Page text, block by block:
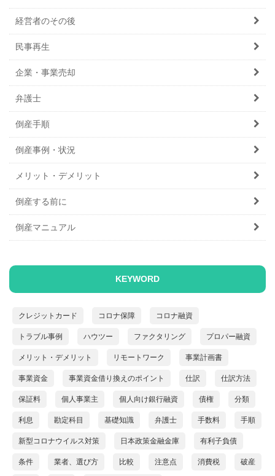
経営者のその後
民事再生
企業・事業売却
弁護士
倒産手順
倒産事例・状況
メリット・デメリット
倒産する前に
倒産マニュアル
KEYWORD
クレジットカード コロナ保障 コロナ融資
トラブル事例 ハウツー ファクタリング プロパー融資
メリット・デメリット リモートワーク 事業計画書
事業資金 事業資金借り換えのポイント 仕訳 仕訳方法
保証料 個人事業主 個人向け銀行融資 債権 分類
利息 勘定科目 基礎知識 弁護士 手数料 手順
新型コロナウイルス対策 日本政策金融金庫 有利子負債
条件 業者、選び方 比較 注意点 消費税 破産